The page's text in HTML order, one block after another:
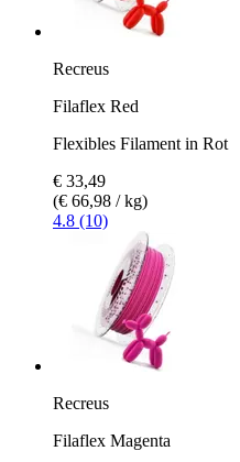
Recreus
Filaflex Red
Flexibles Filament in Rot
€ 33,49
(€ 66,98 / kg)
4.8 (10)
Recreus
Filaflex Magenta